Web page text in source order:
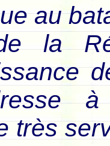
au
la
à
très